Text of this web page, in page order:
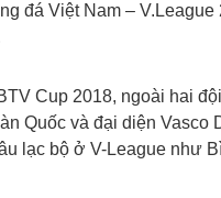
đá Việt Nam –
Cup 2018, ngoài hai
Quốc và đại diện Vasco
lạc bộ ở V-League như